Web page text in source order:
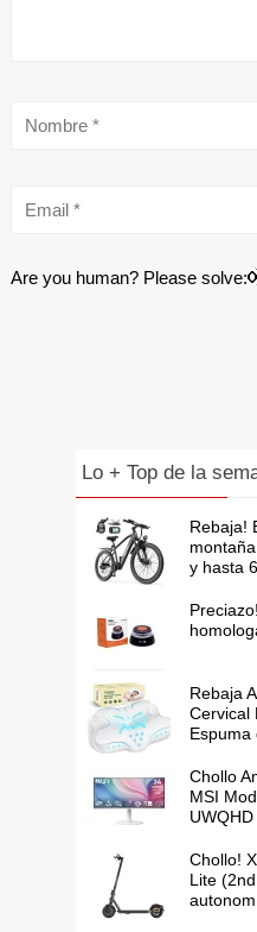
Are you human? Please solve:
Lo + Top de la
Rebaja!
y hasta
Rebaja
Cervical
Espuma
Chollo
MSI
Chollo!
Lite